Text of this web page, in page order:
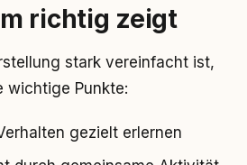
richtig zeigt
stark vereinfacht ist,
wichtige Punkte:
gezielt erlernen